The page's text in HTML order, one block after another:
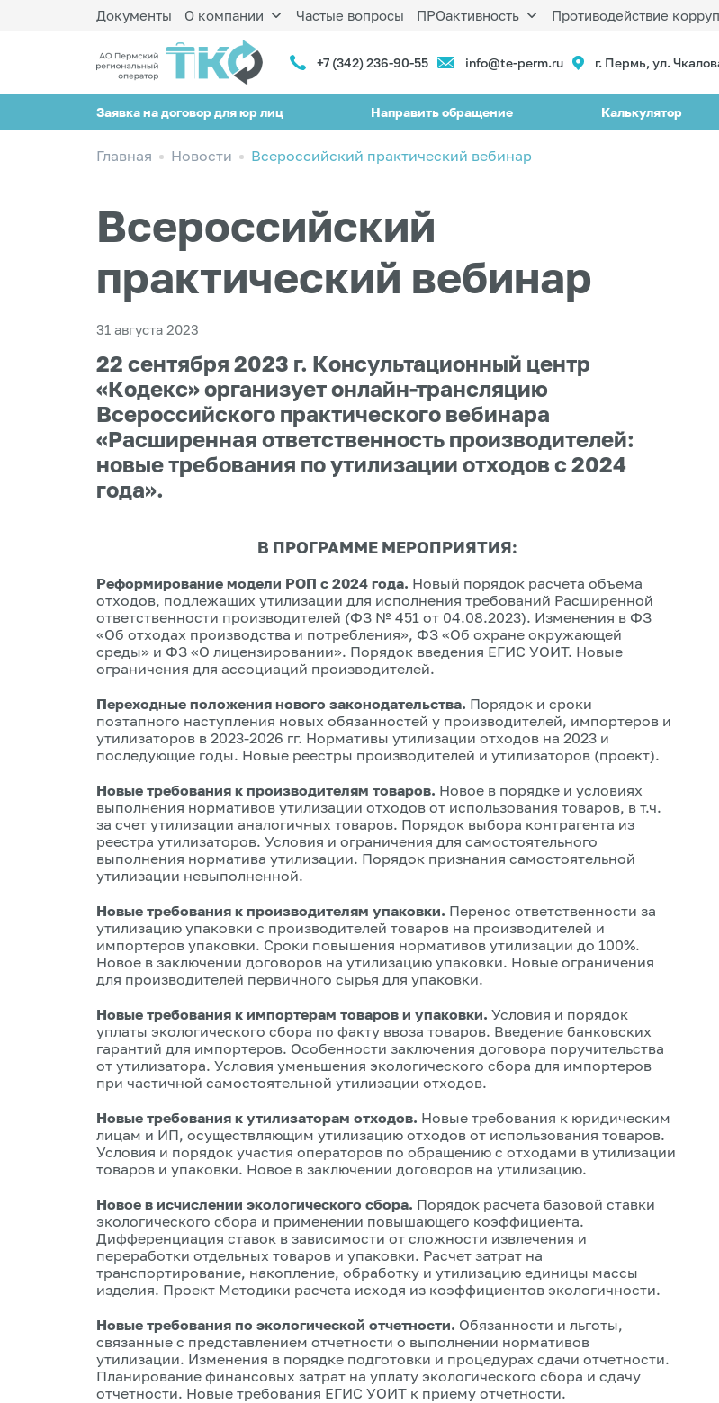
Документы О компании Частые вопросы ПРОактивность Противодействие
+7 (342) 236-90-55 info@te-perm.ru г. Пермь, ул.
Заявка на договор для юр лиц Направить обращение Калькулятор
Главная Новости Всероссийский практический вебинар
Всероссийский
практический вебинар
31 августа 2023
22 сентября 2023 г. Консультационный центр
«Кодекс» организует онлайн-трансляцию
Всероссийского практического вебинара
«Расширенная ответственность производителей:
новые требования по утилизации отходов с 2024
года».
В ПРОГРАММЕ МЕРОПРИЯТИЯ:
Реформирование модели РОП с 2024 года. Новый порядок расчета объема
отходов, подлежащих утилизации для исполнения требований Расширенной
ответственности производителей (ФЗ № 451 от 04.08.2023). Изменения в ФЗ
«Об отходах производства и потребления», ФЗ «Об охране окружающей
среды» и ФЗ «О лицензировании». Порядок введения ЕГИС УОИТ. Новые
ограничения для ассоциаций производителей.
Переходные положения нового законодательства. Порядок и сроки
поэтапного наступления новых обязанностей у производителей, импортеров и
утилизаторов в 2023-2026 гг. Нормативы утилизации отходов на 2023 и
последующие годы. Новые реестры производителей и утилизаторов (проект).
Новые требования к производителям товаров. Новое в порядке и условиях
выполнения нормативов утилизации отходов от использования товаров, в т.ч.
за счет утилизации аналогичных товаров. Порядок выбора контрагента из
реестра утилизаторов. Условия и ограничения для самостоятельного
выполнения норматива утилизации. Порядок признания самостоятельной
утилизации невыполненной.
Новые требования к производителям упаковки. Перенос ответственности за
утилизацию упаковки с производителей товаров на производителей и
импортеров упаковки. Сроки повышения нормативов утилизации до 100%.
Новое в заключении договоров на утилизацию упаковки. Новые ограничения
для производителей первичного сырья для упаковки.
Новые требования к импортерам товаров и упаковки.Условия и порядок
уплаты экологического сбора по факту ввоза товаров. Введение банковских
гарантий для импортеров. Особенности заключения договора поручительства
от утилизатора. Условия уменьшения экологического сбора для импортеров
при частичной самостоятельной утилизации отходов.
Новые требования к утилизаторам отходов. Новые требования к юридическим
лицам и ИП, осуществляющим утилизацию отходов от использования товаров.
Условия и порядок участия операторов по обращению с отходами в утилизации
товаров и упаковки. Новое в заключении договоров на утилизацию.
Новое в исчислении экологического сбора. Порядок расчета базовой ставки
экологического сбора и применении повышающего коэффициента.
Дифференциация ставок в зависимости от сложности извлечения и
переработки отдельных товаров и упаковки. Расчет затрат на
транспортирование, накопление, обработку и утилизацию единицы массы
изделия. Проект Методики расчета исходя из коэффициентов экологичности.
Новые требования по экологической отчетности. Обязанности и льготы,
связанные с представлением отчетности о выполнении нормативов
утилизации. Изменения в порядке подготовки и процедурах сдачи отчетности.
Планирование финансовых затрат на уплату экологического сбора и сдачу
отчетности. Новые требования ЕГИС УОИТ к приему отчетности.